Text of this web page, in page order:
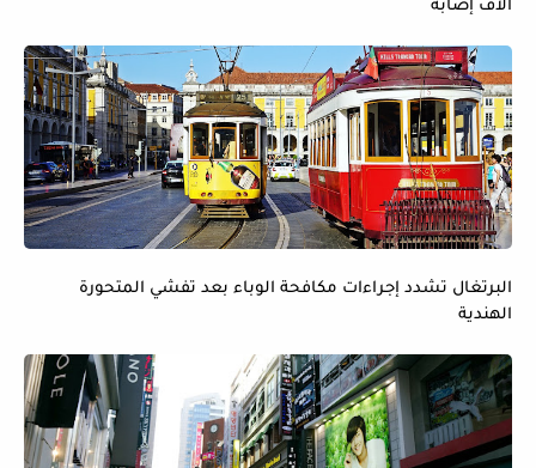
آلاف إصابة
البرتغال تشدد إجراءات مكافحة الوباء بعد تفشي المتحورة
الهندية